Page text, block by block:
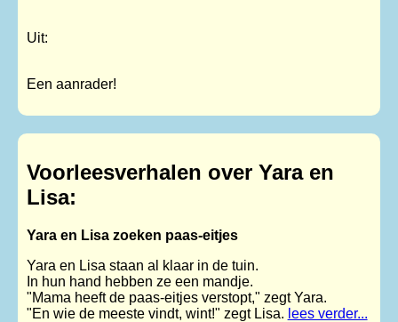
Uit:
Een aanrader!
Voorleesverhalen over Yara en
Lisa:
Yara en Lisa zoeken paas-eitjes
Yara en Lisa staan al klaar in de tuin.
In hun hand hebben ze een mandje.
"Mama heeft de paas-eitjes verstopt," zegt Yara.
"En wie de meeste vindt, wint!" zegt Lisa. lees verder...